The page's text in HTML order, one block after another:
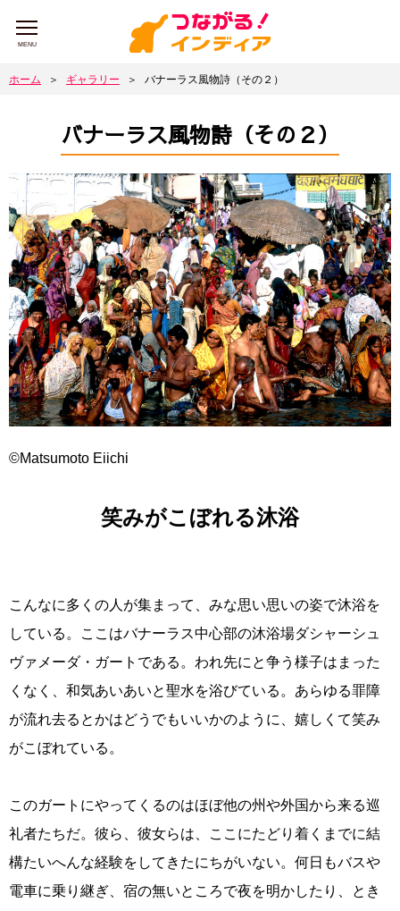
MENU
ホーム ＞ ギャラリー ＞ バナーラス風物詩（その２）
バナーラス風物詩（その２）
©Matsumoto Eiichi
笑みがこぼれる沐浴
こんなに多くの人が集まって、みな思い思いの姿で沐浴を
している。ここはバナーラス中心部の沐浴場ダシャーシュ
ヴァメーダ・ガートである。われ先にと争う様子はまった
くなく、和気あいあいと聖水を浴びている。あらゆる罪障
が流れ去るとかはどうでもいいかのように、嬉しくて笑み
がこぼれている。
このガートにやってくるのはほぼ他の州や外国から来る巡
礼者たちだ。彼ら、彼女らは、ここにたどり着くまでに結
構たいへんな経験をしてきたにちがいない。何日もバスや
電車に乗り継ぎ、宿の無いところで夜を明かしたり、とき